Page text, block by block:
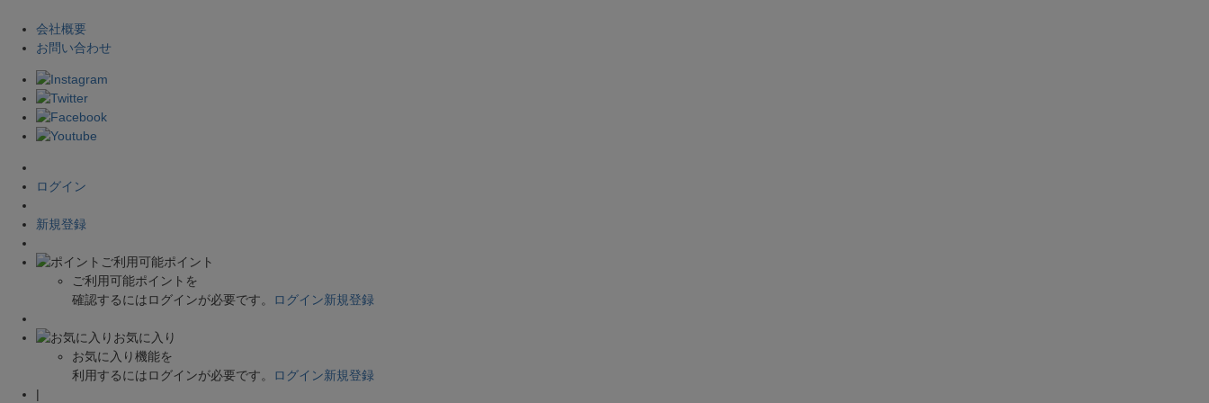
会社概要
お問い合わせ
ログイン
新規登録
ご利用可能ポイント
ご利用可能ポイントを
確認するにはログインが必要です。
ログイン新規登録
お気に入り
お気に入り機能を
利用するにはログインが必要です。
ログイン新規登録
|